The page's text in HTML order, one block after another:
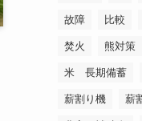
故障 比較
焚火 熊対策
米 長期備蓄
薪割り機 薪